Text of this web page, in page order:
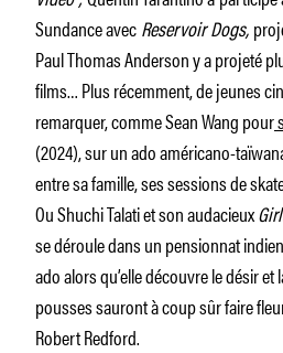
Sundance avecReservoir Dogs,
Paul Thomas Anderson y a projeté
films… Plus récemment, de jeunes
remarquer, comme Sean Wang pour
(2024), sur un ado américano-
entre sa famille, ses sessions de
Ou Shuchi Talati et son audacieux
se déroule dans un pensionnat
ado alors qu’elle découvre le désir
pousses sauront à coup sûr faire
Robert Redford.